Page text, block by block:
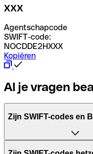
XXX
Agentschapcode
SWIFT-code:
NOCDDE2HXXX
Kopiëren
Al je vragen
Zijn SWIFT-codes en